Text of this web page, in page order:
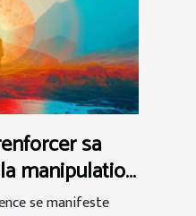
sa
manipulation
se manifeste